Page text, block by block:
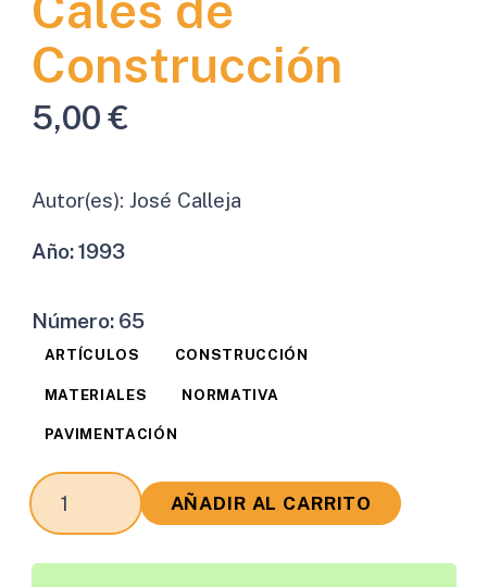
Construcción
5,00€
Autor(es): José Calleja
Año:1993
Número: 65
ARTÍCULOS CONSTRUCCIÓN
MATERIALES NORMATIVA
PAVIMENTACIÓN
Estado
Actual
AÑADIR AL CARRITO